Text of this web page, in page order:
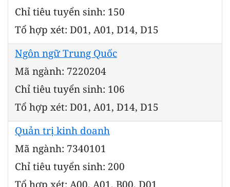
Chỉ tiêu tuyển sinh: 150
Tổ hợp xét: D01, A01, D14, D15
Ngôn ngữ Trung Quốc
Mã ngành: 7220204
Chỉ tiêu tuyển sinh: 106
Tổ hợp xét: D01, A01, D14, D15
Quản trị kinh doanh
Mã ngành: 7340101
Chỉ tiêu tuyển sinh: 200
Tổ hợp xét: A00, A01, B00, D01